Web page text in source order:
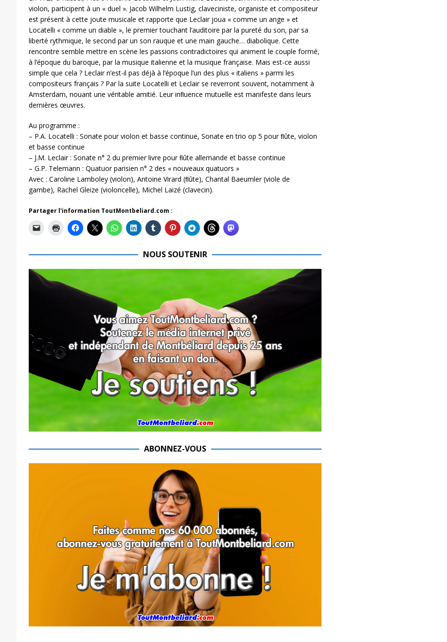
violon, participent à un « duel ». Jacob Wilhelm Lustig, claveciniste, organiste et compositeur
est présent à cette joute musicale et rapporte que Leclair joua « comme un ange » et
Locatelli « comme un diable », le premier touchant l’auditoire par la pureté du son, par sa
liberté rythmique, le second par un son rauque et une main gauche… diabolique. Cette
rencontre semble mettre en scène les passions contradictoires qui animent le couple formé,
à l’époque du baroque, par la musique italienne et la musique française. Mais est-ce aussi
simple que cela ? Leclair n’est-il pas déjà à l’époque l’un des plus « italiens » parmi les
compositeurs français ? Par la suite Locatelli et Leclair se reverront souvent, notamment à
Amsterdam, nouant une véritable amitié. Leur inﬂuence mutuelle est manifeste dans leurs
dernières œuvres.
Au programme :
– P.A. Locatelli : Sonate pour violon et basse continue, Sonate en trio op 5 pour ﬂûte, violon
et basse continue
– J.M. Leclair : Sonate n° 2 du premier livre pour ﬂûte allemande et basse continue
– G.P. Telemann : Quatuor parisien n° 2 des « nouveaux quatuors »
Avec : Caroline Lamboley (violon), Antoine Virard (ﬂûte), Chantal Baeumler (viole de
gambe), Rachel Gleize (violoncelle), Michel Laizé (clavecin).
Partager l'information ToutMontbeliard.com :
NOUS SOUTENIR
ABONNEZ-VOUS